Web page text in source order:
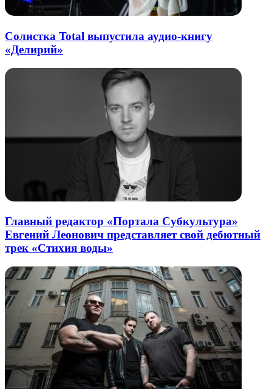
Солистка Total выпустила аудио-книгу
«Делирий»
Главный редактор «Портала Субкультура»
Евгений Леонович представляет свой дебютный
трек «Стихия воды»